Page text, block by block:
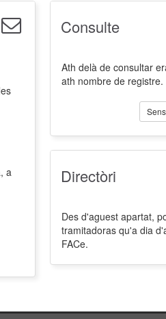
a
Consulte
Ath delà de consultar
ath nombre de registre.
Directòri
Des d'aguest apartat,
tramitadoras qu'a dia
FACe.